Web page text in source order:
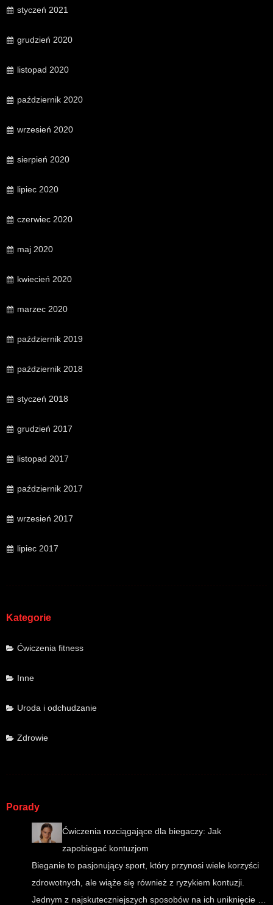
styczeń 2021
grudzień 2020
listopad 2020
październik 2020
wrzesień 2020
sierpień 2020
lipiec 2020
czerwiec 2020
maj 2020
kwiecień 2020
marzec 2020
październik 2019
październik 2018
styczeń 2018
grudzień 2017
listopad 2017
październik 2017
wrzesień 2017
lipiec 2017
Kategorie
Ćwiczenia fitness
Inne
Uroda i odchudzanie
Zdrowie
Porady
Ćwiczenia rozciągające dla biegaczy: Jak
zapobiegać kontuzjom
Bieganie to pasjonujący sport, który przynosi wiele korzyści
zdrowotnych, ale wiąże się również z ryzykiem kontuzji.
Jednym z najskuteczniejszych sposobów na ich uniknięcie …